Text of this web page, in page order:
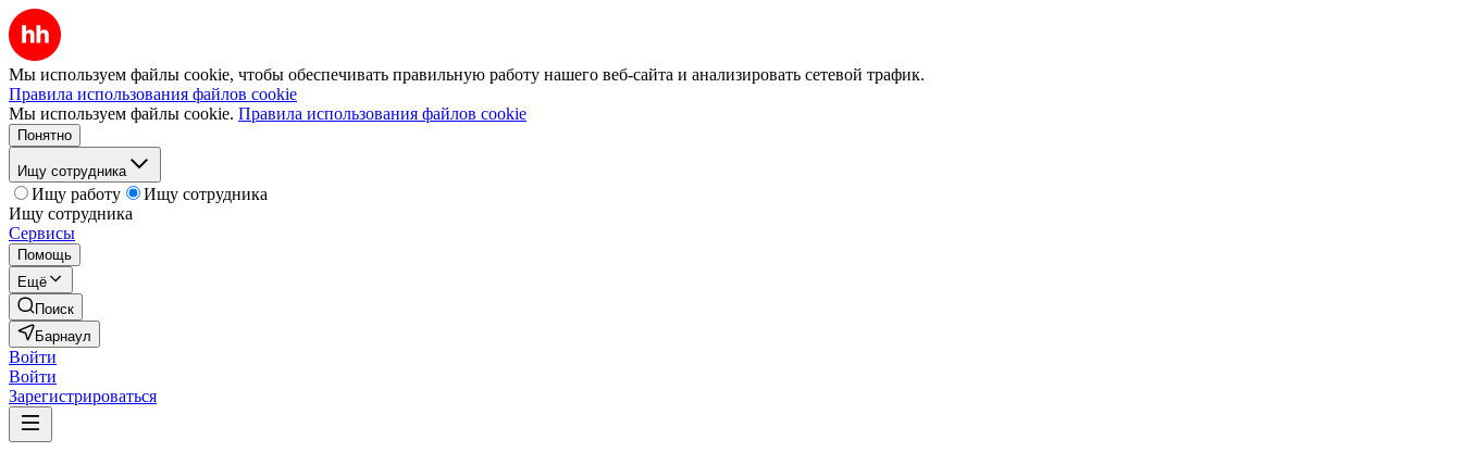
Мы используем файлы cookie, чтобы обеспечивать правильную работу нашего веб-сайта и анализировать сетевой трафик.
Правила использования файлов cookie
Мы используем файлы cookie. Правила использования файлов cookie
Понятно
Ищу сотрудника
Ищу работу
Ищу сотрудника
Ищу сотрудника
Сервисы
Помощь
Ещё
Поиск
Барнаул
Войти
Войти
Зарегистрироваться